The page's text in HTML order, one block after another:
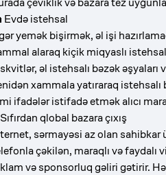
Evdə istehsal
yemək bişirmək, əl işi
alaraq kiçik miqyaslı
əl istehsalı bəzək əşyaları
xammala yatıraraq
ifadələr istifadə etmək alıcı
Sıfırdan qlobal bazara çıxış
sərmayəsi az olan
çəkilən, maraqlı və
və sponsorluq gəliri gətirir.